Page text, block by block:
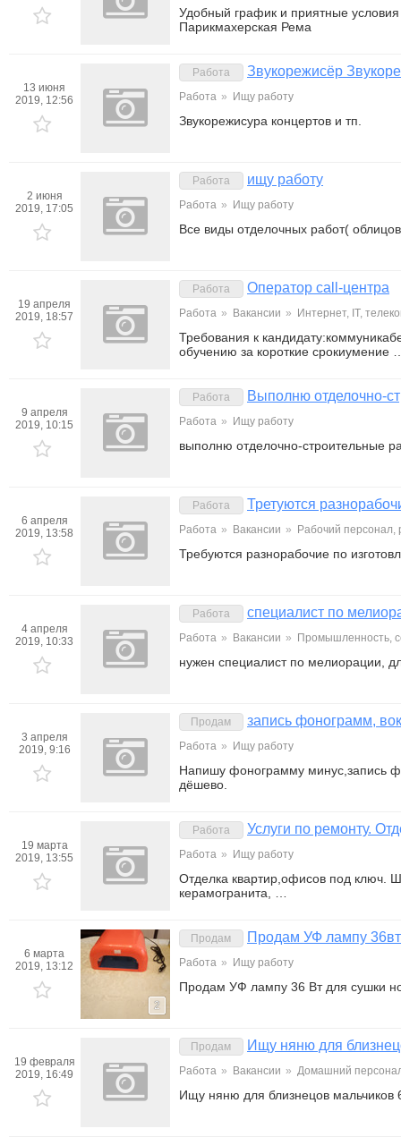
Удобный график и приятные
Парикмахерская Рема
13 июня
2019, 12:56
Работа Звукорежисёр
Работа » Ищу работу
Звукорежисура концертов и тп.
2 июня
2019, 17:05
Работа ищу работу
Работа » Ищу работу
Все виды отделочных работ(
19 апреля
2019, 18:57
Работа Оператор call-центра
Работа » Вакансии » Интернет, IT,
Требования к
обучению за короткие срокиумение
9 апреля
2019, 10:15
Работа Выполню отделочно-
Работа » Ищу работу
выполню отделочно-строительные
6 апреля
2019, 13:58
Работа Третуются
Работа » Вакансии » Рабочий персонал,
Требуются разнорабочие по
4 апреля
2019, 10:33
Работа специалист по
Работа » Вакансии » Промышленность,
нужен специалист по мелиорации,
3 апреля
2019, 9:16
Продам запись фонограмм,
Работа » Ищу работу
Напишу фонограмму минус,запись
дёшево.
19 марта
2019, 13:55
Работа Услуги по ремонту.
Работа » Ищу работу
Отделка квартир,офисов под ключ.
керамогранита, …
6 марта
2019, 13:12
2
Продам Продам УФ лампу 36вт
Работа » Ищу работу
Продам УФ лампу 36 Вт для сушки
19 февраля
2019, 16:49
Продам Ищу няню для
Работа » Вакансии » Домашний
Ищу няню для близнецов